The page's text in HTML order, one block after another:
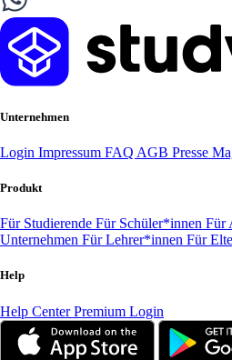
Unternehmen
Login Impressum FAQ AGB Presse
Produkt
Für Studierende Für Schüler*innen Für
Unternehmen Für Lehrer*innen Für
Help
Help CenterPremium Login